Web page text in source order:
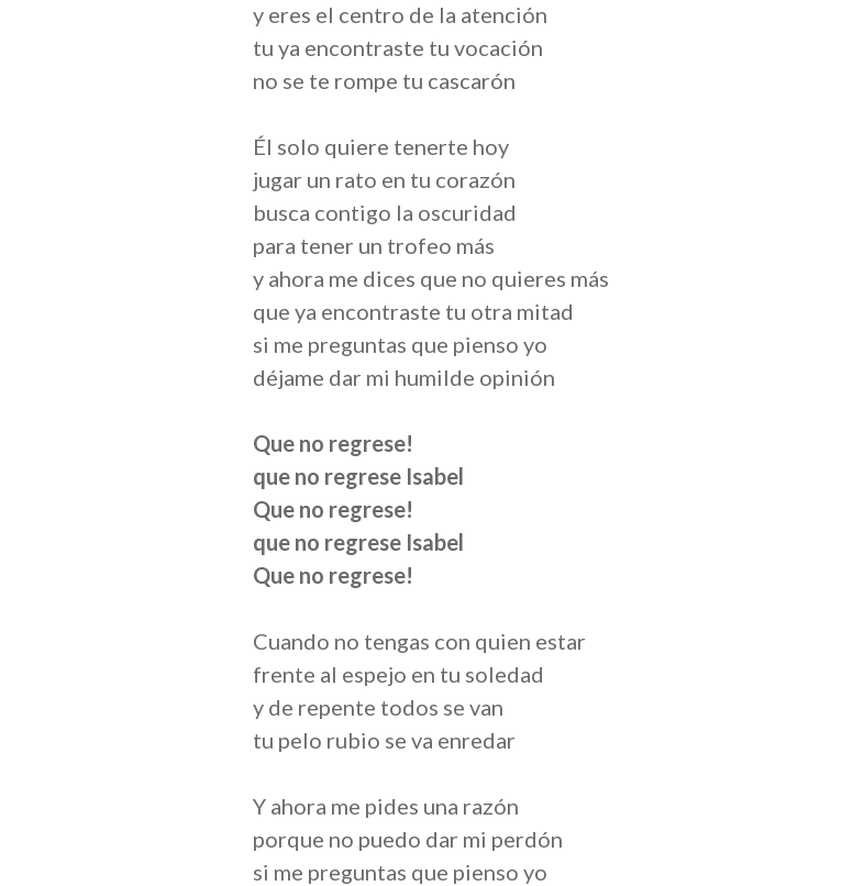
y eres el centro de la atención
tu ya encontraste tu vocación
no se te rompe tu cascarón
Él solo quiere tenerte hoy
jugar un rato en tu corazón
busca contigo la oscuridad
para tener un trofeo más
y ahora me dices que no quieres más
que ya encontraste tu otra mitad
si me preguntas que pienso yo
déjame dar mi humilde opinión
Que no regrese!
que no regrese Isabel
Que no regrese!
que no regrese Isabel
Que no regrese!
Cuando no tengas con quien estar
frente al espejo en tu soledad
y de repente todos se van
tu pelo rubio se va enredar
Y ahora me pides una razón
porque no puedo dar mi perdón
si me preguntas que pienso yo